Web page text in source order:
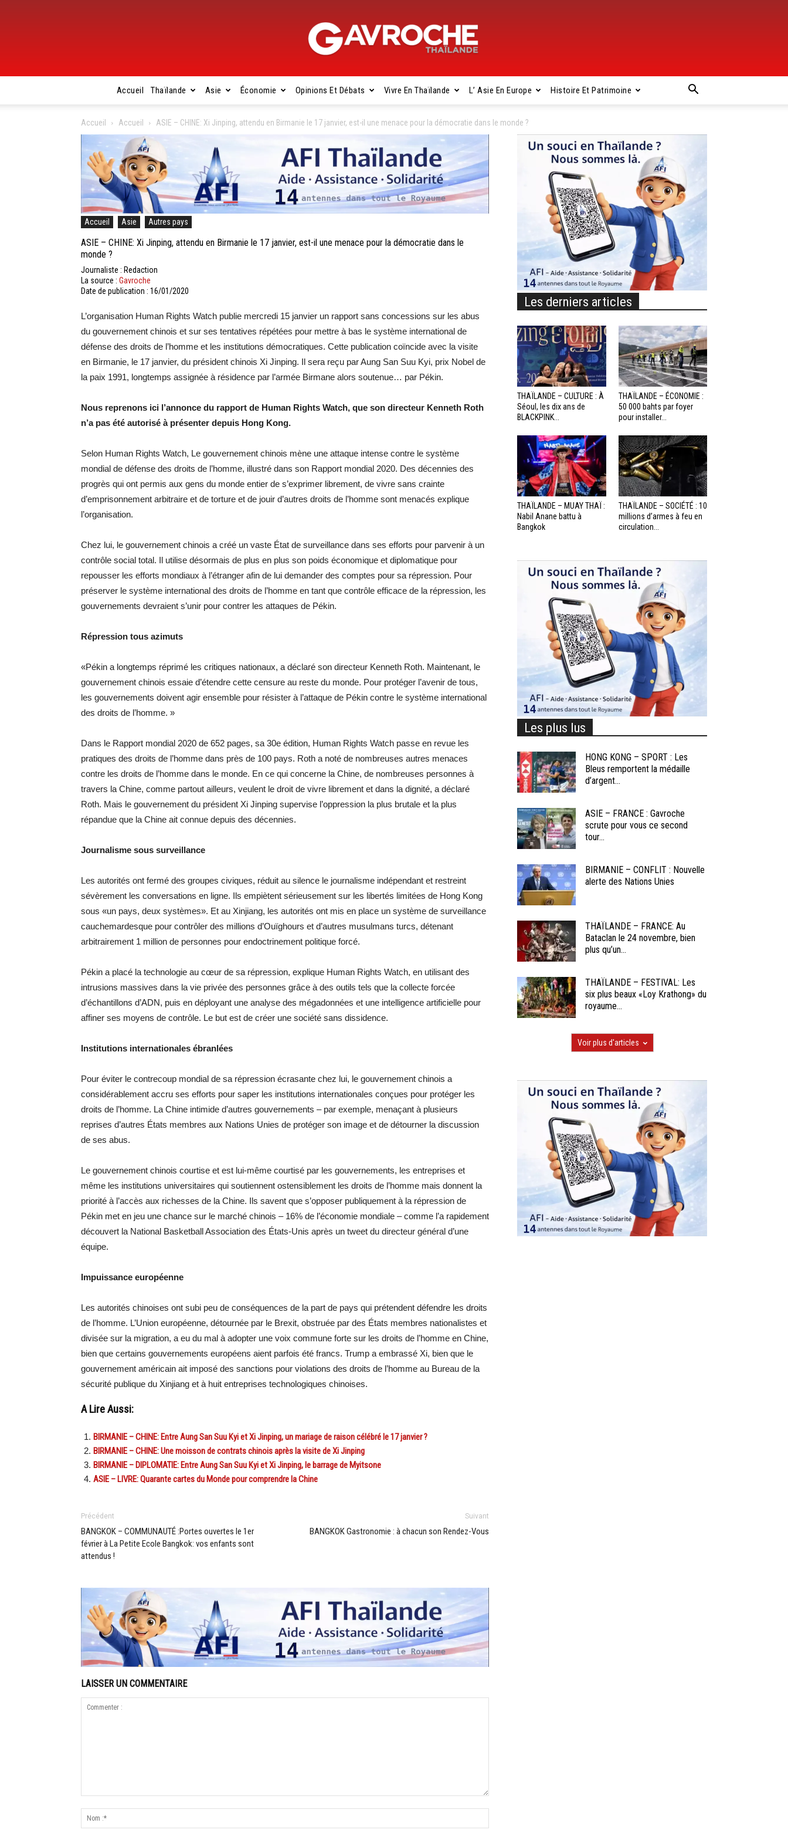
Gavroche
Thaïlande
Accueil Thaïlande Asie Économie Opinions Et Débats Vivre En Thaïlande L’ Asie En Europe Histoire Et Patrimoine
Accueil Accueil ASIE – CHINE: Xi Jinping, attendu en Birmanie le 17 janvier, est-il une menace pour la démocratie dans le monde ?
Accueil Asie Autres pays
ASIE – CHINE: Xi Jinping, attendu en Birmanie le 17 janvier, est-il une menace pour la démocratie dans le
monde ?
Journaliste : Redaction
La source : Gavroche
Date de publication : 16/01/2020
L’organisation Human Rights Watch publie mercredi 15 janvier un rapport sans concessions sur les abus
du gouvernement chinois et sur ses tentatives répétées pour mettre à bas le système international de
défense des droits de l’homme et les institutions démocratiques. Cette publication coïncide avec la visite
en Birmanie, le 17 janvier, du président chinois Xi Jinping. Il sera reçu par Aung San Suu Kyi, prix Nobel de
la paix 1991, longtemps assignée à résidence par l’armée Birmane alors soutenue… par Pékin.
Nous reprenons ici l’annonce du rapport de Human Rights Watch, que son directeur Kenneth Roth
n’a pas été autorisé à présenter depuis Hong Kong.
Selon Human Rights Watch, Le gouvernement chinois mène une attaque intense contre le système
mondial de défense des droits de l’homme, illustré dans son Rapport mondial 2020. Des décennies des
progrès qui ont permis aux gens du monde entier de s’exprimer librement, de vivre sans crainte
d’emprisonnement arbitraire et de torture et de jouir d’autres droits de l’homme sont menacés explique
l’organisation.
Chez lui, le gouvernement chinois a créé un vaste État de surveillance dans ses efforts pour parvenir à un
contrôle social total. Il utilise désormais de plus en plus son poids économique et diplomatique pour
repousser les efforts mondiaux à l’étranger afin de lui demander des comptes pour sa répression. Pour
préserver le système international des droits de l’homme en tant que contrôle efficace de la répression, les
gouvernements devraient s’unir pour contrer les attaques de Pékin.
Répression tous azimuts
«Pékin a longtemps réprimé les critiques nationaux, a déclaré son directeur Kenneth Roth. Maintenant, le
gouvernement chinois essaie d’étendre cette censure au reste du monde. Pour protéger l’avenir de tous,
les gouvernements doivent agir ensemble pour résister à l’attaque de Pékin contre le système international
des droits de l’homme. »
Dans le Rapport mondial 2020 de 652 pages, sa 30e édition, Human Rights Watch passe en revue les
pratiques des droits de l’homme dans près de 100 pays. Roth a noté de nombreuses autres menaces
contre les droits de l’homme dans le monde. En ce qui concerne la Chine, de nombreuses personnes à
travers la Chine, comme partout ailleurs, veulent le droit de vivre librement et dans la dignité, a déclaré
Roth. Mais le gouvernement du président Xi Jinping supervise l’oppression la plus brutale et la plus
répandue que la Chine ait connue depuis des décennies.
Journalisme sous surveillance
Les autorités ont fermé des groupes civiques, réduit au silence le journalisme indépendant et restreint
sévèrement les conversations en ligne. Ils empiètent sérieusement sur les libertés limitées de Hong Kong
sous «un pays, deux systèmes». Et au Xinjiang, les autorités ont mis en place un système de surveillance
cauchemardesque pour contrôler des millions d’Ouïghours et d’autres musulmans turcs, détenant
arbitrairement 1 million de personnes pour endoctrinement politique forcé.
Pékin a placé la technologie au cœur de sa répression, explique Human Rights Watch, en utilisant des
intrusions massives dans la vie privée des personnes grâce à des outils tels que la collecte forcée
d’échantillons d’ADN, puis en déployant une analyse des mégadonnées et une intelligence artificielle pour
affiner ses moyens de contrôle. Le but est de créer une société sans dissidence.
Institutions internationales ébranlées
Pour éviter le contrecoup mondial de sa répression écrasante chez lui, le gouvernement chinois a
considérablement accru ses efforts pour saper les institutions internationales conçues pour protéger les
droits de l’homme. La Chine intimide d’autres gouvernements – par exemple, menaçant à plusieurs
reprises d’autres États membres aux Nations Unies de protéger son image et de détourner la discussion
de ses abus.
Le gouvernement chinois courtise et est lui-même courtisé par les gouvernements, les entreprises et
même les institutions universitaires qui soutiennent ostensiblement les droits de l’homme mais donnent la
priorité à l’accès aux richesses de la Chine. Ils savent que s’opposer publiquement à la répression de
Pékin met en jeu une chance sur le marché chinois – 16% de l’économie mondiale – comme l’a rapidement
découvert la National Basketball Association des États-Unis après un tweet du directeur général d’une
équipe.
Impuissance européenne
Les autorités chinoises ont subi peu de conséquences de la part de pays qui prétendent défendre les droits
de l’homme. L’Union européenne, détournée par le Brexit, obstruée par des États membres nationalistes et
divisée sur la migration, a eu du mal à adopter une voix commune forte sur les droits de l’homme en Chine,
bien que certains gouvernements européens aient parfois été francs. Trump a embrassé Xi, bien que le
gouvernement américain ait imposé des sanctions pour violations des droits de l’homme au Bureau de la
sécurité publique du Xinjiang et à huit entreprises technologiques chinoises.
A Lire Aussi:
BIRMANIE – CHINE: Entre Aung San Suu Kyi et Xi Jinping, un mariage de raison célébré le 17 janvier ?
BIRMANIE – CHINE: Une moisson de contrats chinois après la visite de Xi Jinping
BIRMANIE – DIPLOMATIE: Entre Aung San Suu Kyi et Xi Jinping, le barrage de Myitsone
ASIE – LIVRE: Quarante cartes du Monde pour comprendre la Chine
Précédent
BANGKOK – COMMUNAUTÉ :Portes ouvertes le 1er
février à La Petite Ecole Bangkok: vos enfants sont
attendus !
Suivant
BANGKOK Gastronomie : à chacun son Rendez-Vous
LAISSER UN COMMENTAIRE
Les derniers articles
THAÏLANDE – CULTURE : À
Séoul, les dix ans de
BLACKPINK...
THAÏLANDE – ÉCONOMIE :
50 000 bahts par foyer
pour installer...
THAÏLANDE – MUAY THAÏ :
Nabil Anane battu à
Bangkok
THAÏLANDE – SOCIÉTÉ : 10
millions d’armes à feu en
circulation...
Les plus lus
HONG KONG – SPORT : Les
Bleus remportent la médaille
d’argent...
ASIE – FRANCE : Gavroche
scrute pour vous ce second
tour...
BIRMANIE – CONFLIT : Nouvelle
alerte des Nations Unies
THAÏLANDE – FRANCE: Au
Bataclan le 24 novembre, bien
plus qu’un...
THAÏLANDE – FESTIVAL: Les
six plus beaux «Loy Krathong» du
royaume...
Voir plus d'articles